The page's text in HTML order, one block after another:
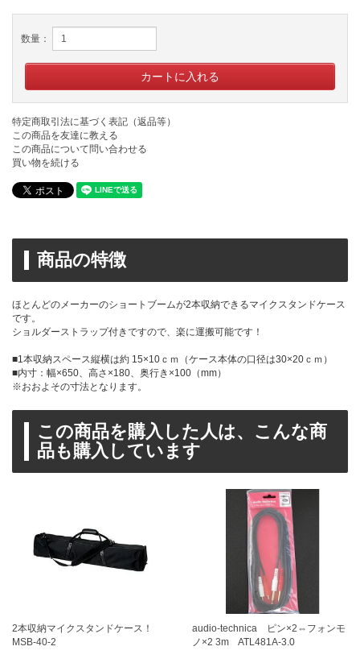
数量：
特定商取引法に基づく表記（返品等）
この商品を友達に教える
この商品について問い合わせる
買い物を続ける
商品の特徴
ほとんどのメーカーのショートブームが2本収納できるマイクスタンドケース
です。
ショルダーストラップ付きですので、楽に運搬可能です！
■1本収納スペース縦横は約 15×10ｃｍ（ケース本体の口径は30×20ｃｍ）
■内寸：幅×650、高さ×180、奥行き×100（mm）
※おおよその寸法となります。
この商品を購入した人は、こんな商
品も購入しています
2本収納マイクスタンドケース！
MSB-40-2
audio-technica ピン×2⇔フォンモ
ノ×2 3m ATL481A-3.0